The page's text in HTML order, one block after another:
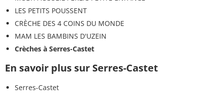
LES PETITS POUSSENT
CRÈCHE DES 4 COINS DU MONDE
MAM LES BAMBINS D'UZEIN
Crèches à Serres-Castet
En savoir plus sur Serres-Castet
Serres-Castet